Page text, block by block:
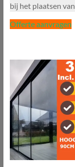
bij het plaatsen
Offerte aanvragen